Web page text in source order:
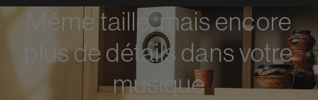
Même taille, mais encore
plus de détails dans votre
musique